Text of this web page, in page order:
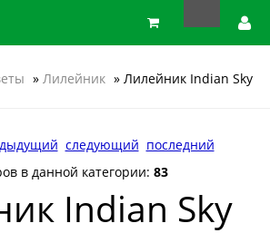
» Лилейник » Лилейник Indian Sky
следующий последний
в данной категории: 83
Indian Sky